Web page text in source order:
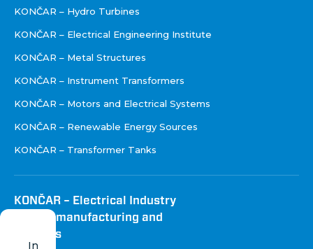
KONČAR – Hydro Turbines
KONČAR – Electrical Engineering Institute
KONČAR – Metal Structures
KONČAR – Instrument Transformers
KONČAR – Motors and Electrical Systems
KONČAR – Renewable Energy Sources
KONČAR – Transformer Tanks
KONČAR – Electrical Industry
Inc. for manufacturing and
services
In